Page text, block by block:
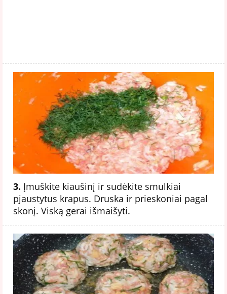
3. Įmuškite kiaušinį ir sudėkite smulkiai
pjaustytus krapus. Druska ir prieskoniai pagal
skonį. Viską gerai išmaišyti.